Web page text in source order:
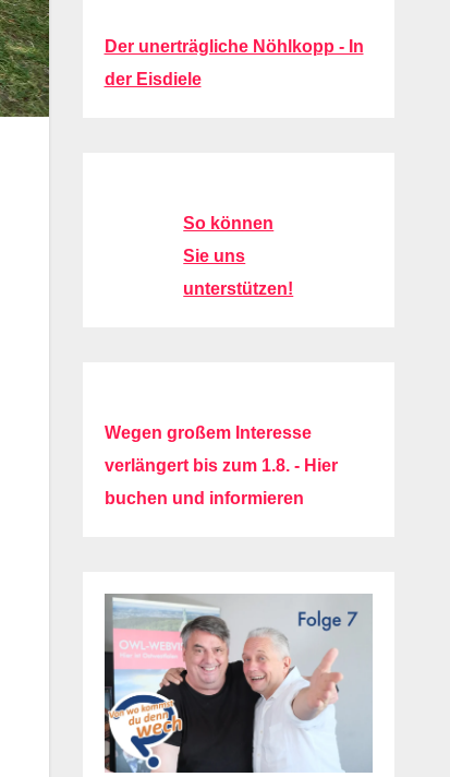
Der unerträgliche Nöhlkopp - In
der Eisdiele
So können
Sie uns
unterstützen!
Wegen großem Interesse
verlängert bis zum 1.8. - Hier
buchen und informieren